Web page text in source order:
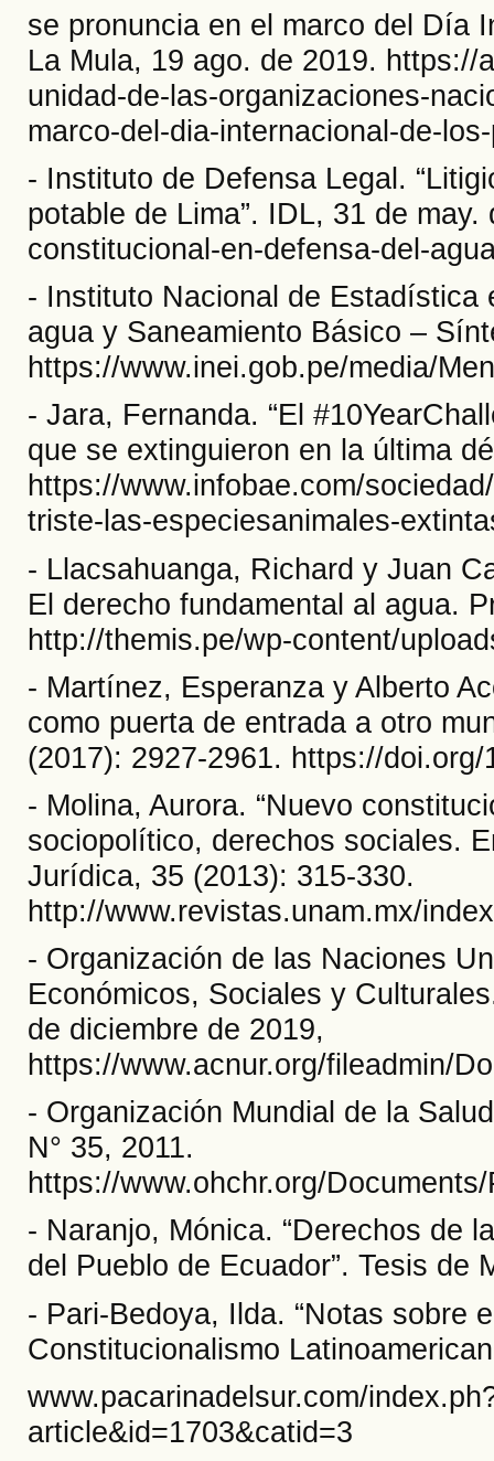
se pronuncia en el marco del Día
La Mula, 19 ago. de 2019.
unidad-de-las-organizaciones-
marco-del-dia-internacional-de-
- Instituto de Defensa Legal.
potable de Lima”. IDL, 31 de
constitucional-en-defensa-del-
- Instituto Nacional de Estadística
agua y Saneamiento Básico –
https://www.inei.gob.pe/media/
- Jara, Fernanda. “El
que se extinguieron en la última
https://www.infobae.com/
triste-las-especiesanimales-
- Llacsahuanga, Richard y Juan
El derecho fundamental al agua.
http://themis.pe/wp-content/
- Martínez, Esperanza y Alberto
como puerta de entrada a otro
(2017): 2927-2961. https://
- Molina, Aurora. “Nuevo
sociopolítico, derechos sociales.
Jurídica, 35 (2013): 315-330.
http://www.revistas.unam.mx/
- Organización de las Naciones
Económicos, Sociales y
de diciembre de 2019,
https://www.acnur.org/fileadmin/
- Organización Mundial de la
N° 35, 2011.
https://www.ohchr.org/
- Naranjo, Mónica. “Derechos de
del Pueblo de Ecuador”. Tesis de
- Pari-Bedoya, Ilda. “Notas sobre
Constitucionalismo
www.pacarinadelsur.com/
article&id=1703&catid=3